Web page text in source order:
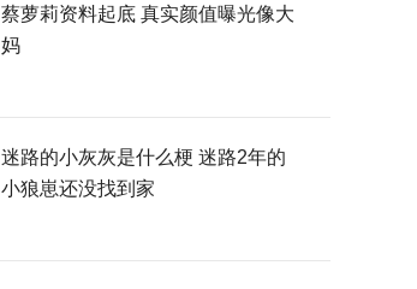
蔡萝莉资料起底 真实颜值曝光像大
妈
迷路的小灰灰是什么梗 迷路2年的
小狼崽还没找到家